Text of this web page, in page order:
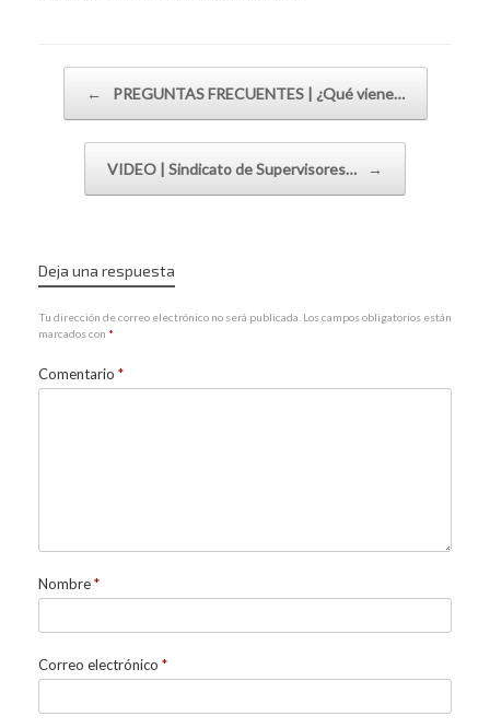
← PREGUNTAS FRECUENTES | ¿Qué viene…
VIDEO | Sindicato de Supervisores… →
Deja una respuesta
Tu dirección de correo electrónico no será publicada. Los campos obligatorios están
marcados con *
Comentario *
Nombre*
Correo electrónico *